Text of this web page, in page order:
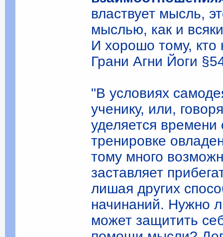
властвует мысль,
мыслью, как и
И хорошо тому, кто
Грани Агни Йоги
"В условиях
ученику, или,
уделяется времени
тренировке
тому много
заставляет
лишая других
начинаний. Нужно
может защитить